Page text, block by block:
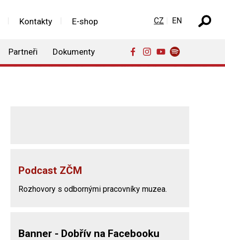
Kontakty E-shop
Partneři Dokumenty
Zvolte jazyk
CZ EN
Podcast ZČM
Rozhovory s odbornými pracovníky muzea.
Banner - Dobřív na Facebooku